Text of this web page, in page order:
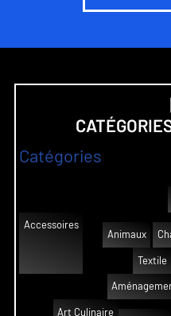
Catégories
Accessoires
Animaux
Textile
Art Culinaire